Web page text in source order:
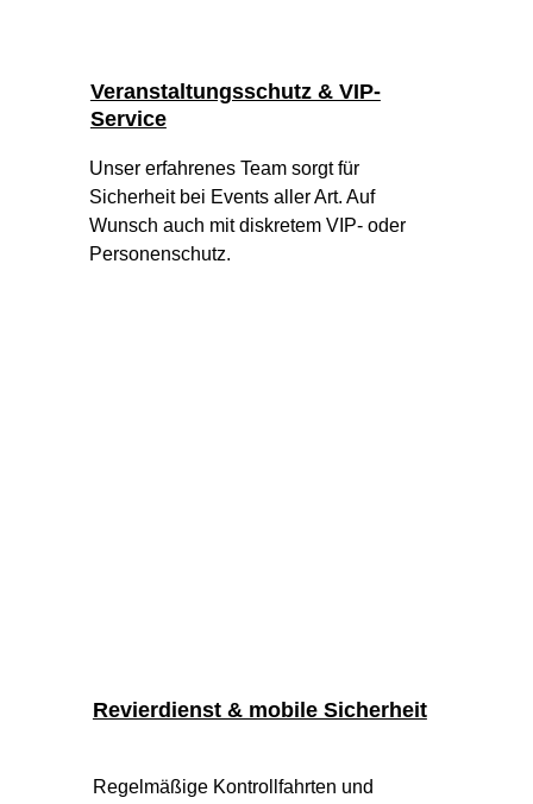
Veranstaltungsschutz & VIP-
Service
Unser erfahrenes Team sorgt für
Sicherheit bei Events aller Art. Auf
Wunsch auch mit diskretem VIP- oder
Personenschutz.
Regelmäßige Kontrollfahrten und
Revierdienst & mobile Sicherheit